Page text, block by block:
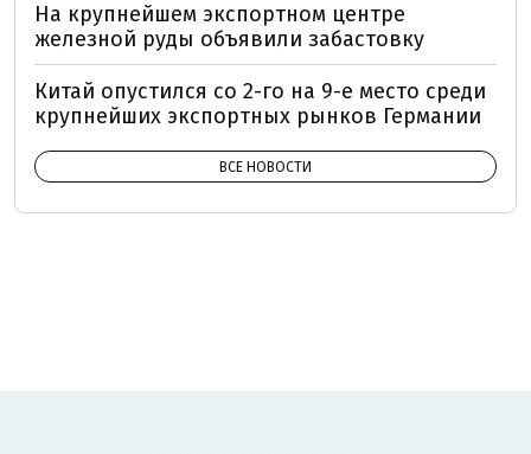
На крупнейшем экспортном центре
железной руды объявили забастовку
Китай опустился со 2-го на 9-е место среди
крупнейших экспортных рынков Германии
ВСЕ НОВОСТИ